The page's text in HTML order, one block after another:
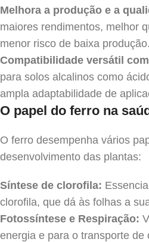
Melhora a produção e a
maiores rendimentos, melhor
menor risco de baixa produção.
Compatibilidade versátil
para solos alcalinos como
ampla adaptabilidade de
O papel do ferro na
O ferro desempenha vários
desenvolvimento das plantas:
Síntese de clorofila:
clorofila, que dá às folhas a
Fotossíntese e Respiração:
energia e para o transporte de